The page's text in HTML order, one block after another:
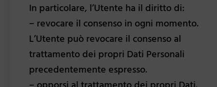
In particolare, l’Utente ha il diritto di:
– revocare il consenso in ogni momento.
L’Utente può revocare il consenso al
trattamento dei propri Dati Personali
precedentemente espresso.